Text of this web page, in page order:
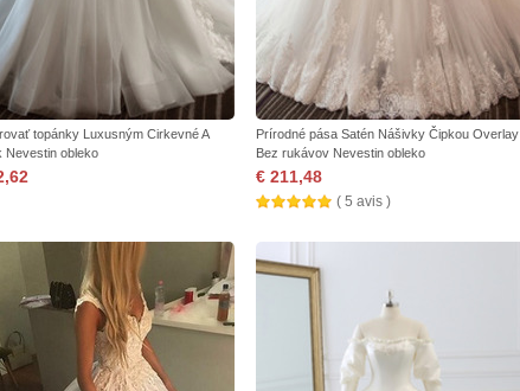
topánky Luxusným Cirkevné A
Nevestin obleko
Prírodné pása Satén Nášivky Čipkou Overlay
Bez rukávov Nevestin obleko
€ 211,48
( 5 avis )